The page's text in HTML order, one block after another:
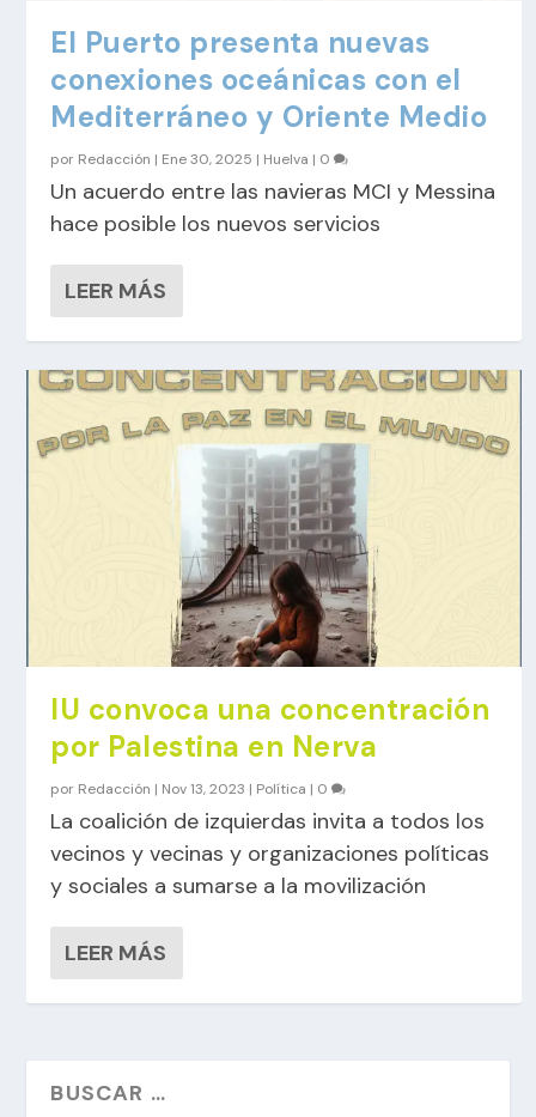
El Puerto presenta nuevas
conexiones oceánicas con el
Mediterráneo y Oriente Medio
por Redacción | Ene 30, 2025 | Huelva | 0
Un acuerdo entre las navieras MCI y Messina
hace posible los nuevos servicios
LEER MÁS
IU convoca una concentración
por Palestina en Nerva
por Redacción | Nov 13, 2023 | Política | 0
La coalición de izquierdas invita a todos los
vecinos y vecinas y organizaciones políticas
y sociales a sumarse a la movilización
LEER MÁS